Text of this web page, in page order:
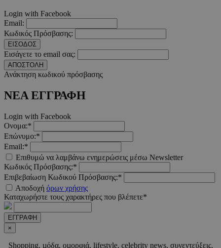
Login with Facebook
Email:
Κωδικός Πρόσβασης:
ΕΙΣΟΔΟΣ
Εισάγετε το email σας:
ΑΠΟΣΤΟΛΗ
Ανάκτηση κωδικού πρόσβασης
ΝΕΑ ΕΓΓΡΑΦΗ
Login with Facebook
Ονομα:*
Επώνυμο:*
Email:*
Επιθυμώ να λαμβάνω ενημερώσεις μέσω Newsletter
Κωδικός Πρόσβασης:*
Επιβεβαίωση Κωδικού Πρόσβασης:*
Αποδοχή όρων χρήσης
Καταχωρήστε τους χαρακτήρες που βλέπετε*
ΕΓΓΡΑΦΗ
×
Shopping, µόδα, οµορφιά, lifestyle, celebrity news, συνεντεύξεις,
σύνδεση χρήστη και τη διαχείριση λογαριασμού.
χωρίς τα απολύτως απαραίτητα cookies.
Ονοματεπώνυμο
PinToTopCookie
__cf_bm
Cloudflare Inc.
Privacy Policy